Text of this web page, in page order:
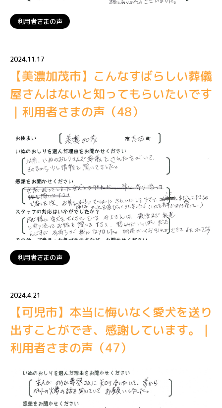
利用者さまの声
2024.11.17
【美濃加茂市】こんなすばらしい葬儀
屋さんはないと知ってもらいたいです
｜利用者さまの声（48）
利用者さまの声
2024.4.21
【可児市】本当に悔いなく愛犬を送り
出すことができ、感謝しています。｜
利用者さまの声（47）